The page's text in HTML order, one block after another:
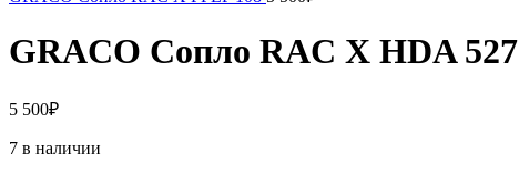
GRACO Сопло RAC X HDA 527
5 500₽
7 в наличии